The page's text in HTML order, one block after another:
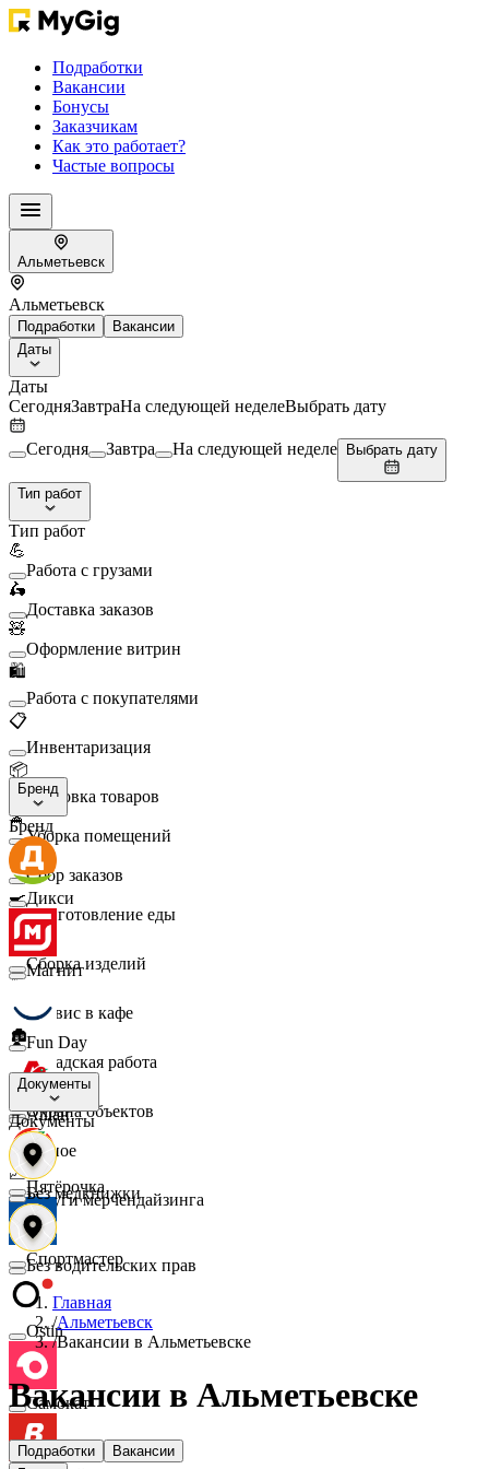
Подработки
Вакансии
Бонусы
Заказчикам
Как это работает?
Частые вопросы
Альметьевск
Альметьевск
Подработки
Вакансии
Даты
Даты
СегодняЗавтраНа следующей неделеВыбрать дату
Сегодня Завтра На следующей неделе Выбрать дату
Тип работ
Тип работ
💪
Работа с грузами
🛵
Доставка заказов
🧸
Оформление витрин
🛍️
Работа с покупателями
📋
Инвентаризация
📦
Упаковка товаров
🧹
Уборка помещений
🛒
Сбор заказов
🍳
Приготовление еды
🛠️
Сборка изделий
☕
Сервис в кафе
🏚️
Складская работа
🛡️
Охрана объектов
🔎
Разное
📈
Услуги мерчендайзинга
Бренд
Бренд
Дикси
Магнит
Fun Day
Ашан
Пятёрочка
Спортмастер
Ostin
Самокат
Документы
Документы
Без медкнижки
Без водительских прав
Главная
/Альметьевск
/Вакансии в Альметьевске
Вакансии в Альметьевске
Подработки
Вакансии